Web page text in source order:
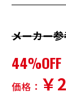
メーカー
44%OFF
価格： ￥